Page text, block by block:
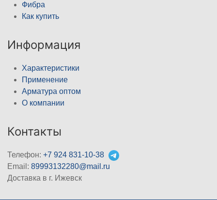
Фибра
Как купить
Информация
Характеристики
Применение
Арматура оптом
О компании
Контакты
Телефон: +7 924 831-10-38
Email: 89993132280@mail.ru
Доставка в г. Ижевск